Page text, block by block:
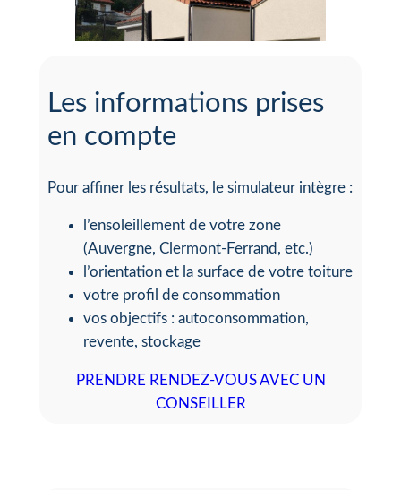
Les informations prises
en compte
Pour affiner les résultats, le simulateur intègre :
l’ensoleillement de votre zone
(Auvergne, Clermont-Ferrand, etc.)
l’orientation et la surface de votre toiture
votre profil de consommation
vos objectifs : autoconsommation,
revente, stockage
PRENDRE RENDEZ-VOUS AVEC UN
CONSEILLER